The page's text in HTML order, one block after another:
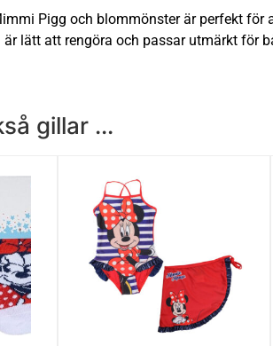
Pigg och blommönster är perfekt
lätt att rengöra och passar utmärkt för
gillar ...